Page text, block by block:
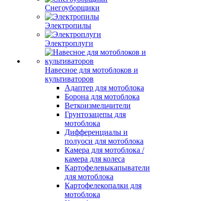
Снегоуборщики
Электропилы
Электроплуги
Навесное для мотоблоков и
культиваторов
Адаптер для мотоблока
Борона для мотоблока
Веткоизмельчители
Грунтозацепы для
мотоблока
Дифференциалы и
полуоси для мотоблока
Камера для мотоблока /
камера для колеса
Картофелевыкапыватели
для мотоблока
Картофелекопалки для
мотоблока